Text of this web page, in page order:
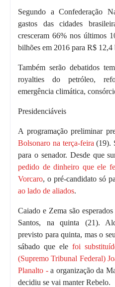
Segundo a Confederação
gastos das cidades
cresceram 66% nos últimos
bilhões em 2016 para R$ 12,4
Também serão debatidos
royalties do petróleo,
emergência climática,
Presidenciáveis
A programação preliminar
Bolsonaro na terça-feira (19).
para o senador. Desde que
pedido de dinheiro que ele
Vorcaro, o pré-candidato só
ao lado de aliados.
Caiado e Zema são
Santos, na quinta (21).
previsto para quinta, mas o
sábado que ele foi
(Supremo Tribunal Federal)
Planalto -a organização da
decidiu se vai manter Rebelo.